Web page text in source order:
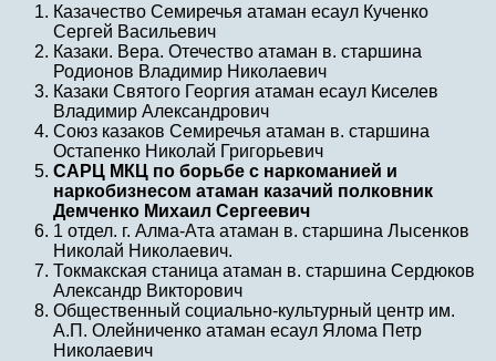
Казачество Семиречья атаман есаул Кученко
Сергей Васильевич
Казаки. Вера. Отечество атаман в. старшина
Родионов Владимир Николаевич
Казаки Святого Георгия атаман есаул Киселев
Владимир Александрович
Союз казаков Семиречья атаман в. старшина
Остапенко Николай Григорьевич
САРЦ МКЦ по борьбе с наркоманией и
наркобизнесом атаман казачий полковник
Демченко Михаил Сергеевич
1 отдел. г. Алма-Ата атаман в. старшина Лысенков
Николай Николаевич.
Токмакская станица атаман в. старшина Сердюков
Александр Викторович
Общественный социально-культурный центр им.
А.П. Олейниченко атаман есаул Ялома Петр
Николаевич